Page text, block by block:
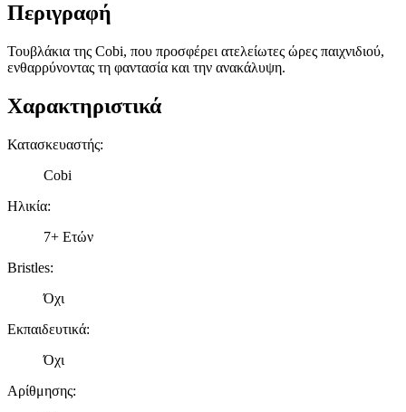
Περιγραφή
Τουβλάκια της Cobi, που προσφέρει ατελείωτες ώρες παιχνιδιού,
ενθαρρύνοντας τη φαντασία και την ανακάλυψη.
Χαρακτηριστικά
Κατασκευαστής:
Cobi
Ηλικία:
7+ Ετών
Bristles:
Όχι
Εκπαιδευτικά:
Όχι
Αρίθμησης: